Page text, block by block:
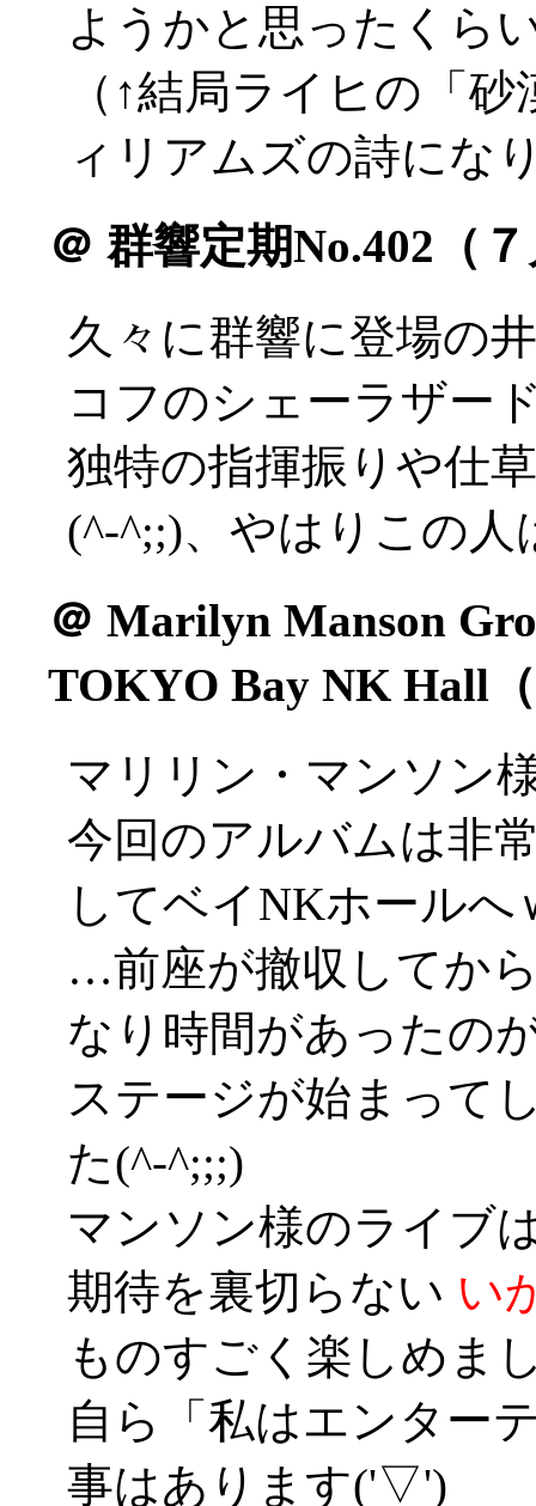
ようかと思ったくら
（↑結局ライヒの「
ィリアムズの詩にな
＠ 群響定期No.402（
久々に群響に登場の
コフのシェーラザー
独特の指揮振りや仕
(^-^;;)、やはりこの人
＠ Marilyn Manson
TOKYO Bay NK Hall
マリリン・マンソン
今回のアルバムは非
してベイNKホールへ
…前座が撤収してか
なり時間があったの
ステージが始まって
た(^-^;;;)
マンソン様のライブ
期待を裏切らない い
ものすごく楽しめま
自ら「私はエンター
事はあります('▽')